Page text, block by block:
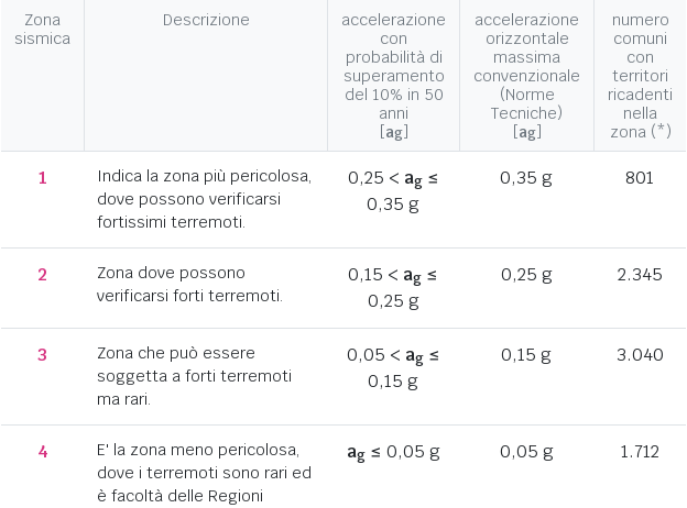
Zona
sismica
Descrizione
accelerazione
con
probabilità di
superamento
del 10% in 50
anni
[ag]
accelerazione
orizzontale
massima
convenzionale
(Norme
Tecniche)
[ag]
numero
comuni
con
territori
ricadenti
nella
zona (*)
1
Indica la zona più pericolosa,
dove possono verificarsi
fortissimi terremoti.
0,25 < ag≤
0,35 g
0,35 g 801
2
Zona dove possono
verificarsi forti terremoti.
0,15 < ag ≤
0,25 g
0,25 g 2.345
3
Zona che può essere
soggetta a forti terremoti
ma rari.
0,05 < ag≤
0,15 g
0,15 g 3.040
4
E' la zona meno pericolosa,
dove i terremoti sono rari ed
è facoltà delle Regioni
ag≤ 0,05 g 0,05 g 1.712